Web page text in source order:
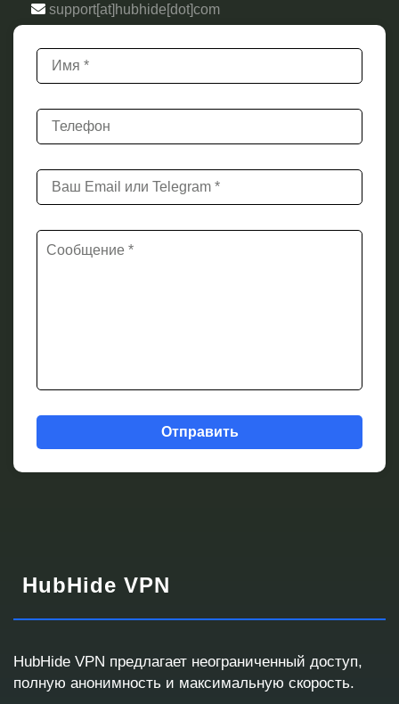
support[at]hubhide[dot]com
Отправить
HubHide VPN
HubHide VPN предлагает неограниченный доступ,
полную анонимность и максимальную скорость.